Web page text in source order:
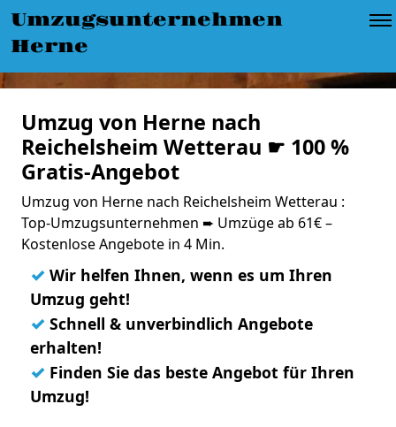
Umzugsunternehmen
Herne
Umzug von Herne nach
Reichelsheim Wetterau ☛ 100 %
Gratis-Angebot
Umzug von Herne nach Reichelsheim Wetterau :
Top-Umzugsunternehmen ➨ Umzüge ab 61€ –
Kostenlose Angebote in 4 Min.
✓ Wir helfen Ihnen, wenn es um Ihren
Umzug geht!
✓ Schnell & unverbindlich Angebote
erhalten!
✓ Finden Sie das beste Angebot für Ihren
Umzug!